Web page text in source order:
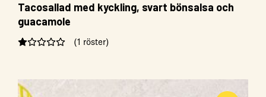
Tacosallad med kyckling, svart bönsalsa och
guacamole
(1 röster)